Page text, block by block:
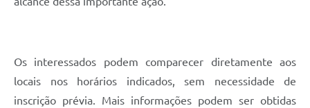
Os interessados podem comparecer diretamente aos
locais nos horários indicados, sem necessidade de
inscrição prévia. Mais informações podem ser obtidas